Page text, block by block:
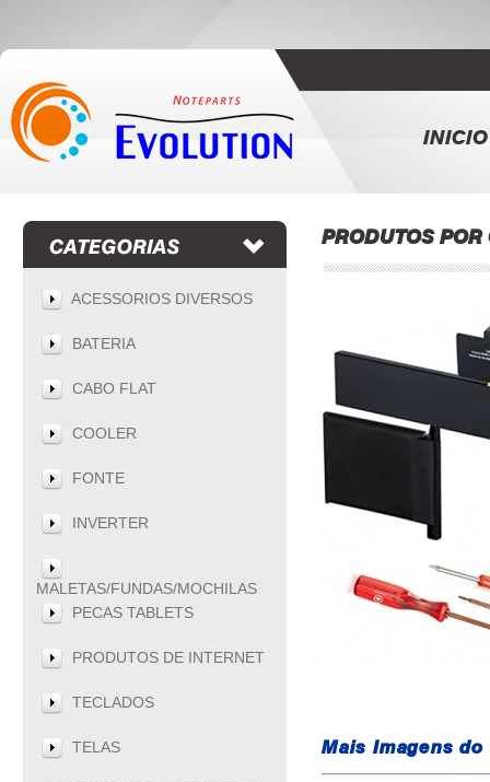
INICIO
ACESSORIOS DIVERSOS
BATERIA
CABO FLAT
COOLER
FONTE
INVERTER
MALETAS/FUNDAS/MOCHILAS
PECAS TABLETS
PRODUTOS DE INTERNET
TECLADOS
TELAS
PRODUTOS POR
Mais Imagens do